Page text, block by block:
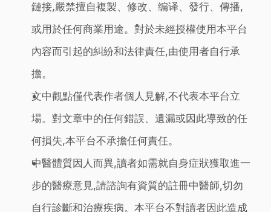
鏈接,嚴禁擅自複製、修改、编译、發行、傳播,
或用於任何商業用途。對於未經授權使用本平台
內容而引起的糾紛和法律責任,由使用者自行承
擔。
文中觀點僅代表作者個人見解,不代表本平台立
場。對文章中的任何錯誤、遺漏或因此導致的任
何損失,本平台不承擔任何責任。
中醫體質因人而異,讀者如需就自身症狀獲取進一
步的醫療意見,請諮詢有資質的註冊中醫師,切勿
自行診斷和治療疾病。本平台不對讀者因此造成